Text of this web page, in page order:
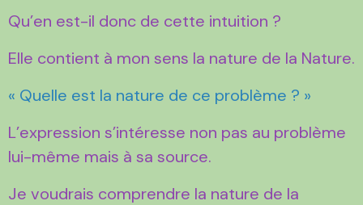
Qu’en est-il donc de cette intuition ?
Elle contient à mon sens la nature de la Nature.
« Quelle est la nature de ce problème ? »
L’expression s’intéresse non pas au problème
lui-même mais à sa source.
Je voudrais comprendre la nature de la